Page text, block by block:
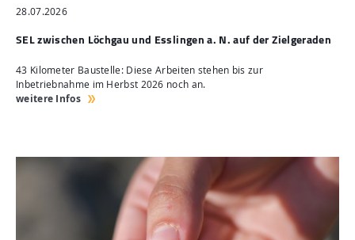
28.07.2026
SEL zwischen Löchgau und Esslingen a. N. auf der Zielgeraden
43 Kilometer Baustelle: Diese Arbeiten stehen bis zur
Inbetriebnahme im Herbst 2026 noch an.
weitere Infos